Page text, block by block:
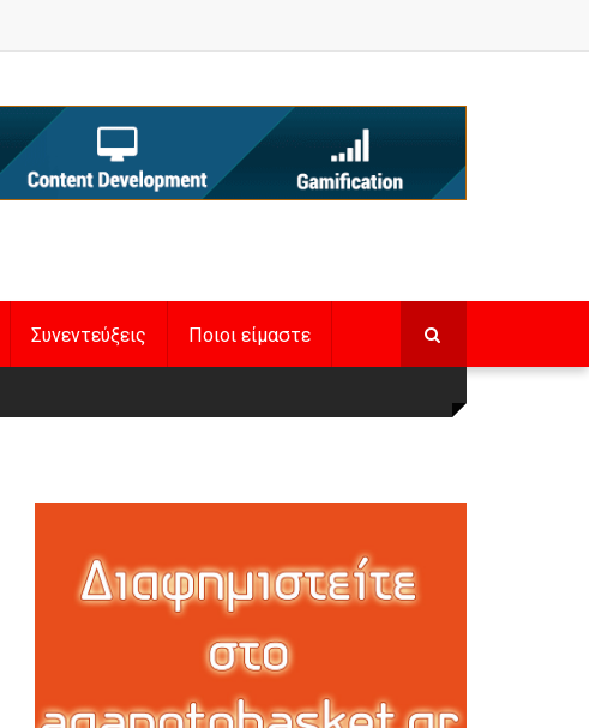
Συνεντεύξεις Ποιοι είμαστε